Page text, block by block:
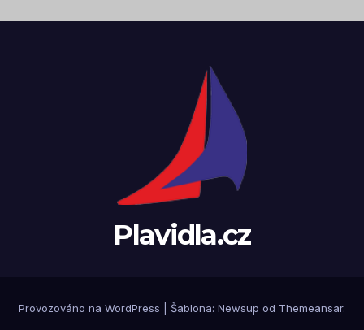
Plavidla.cz
Provozováno na WordPress Šablona: Newsup od Themeansar.